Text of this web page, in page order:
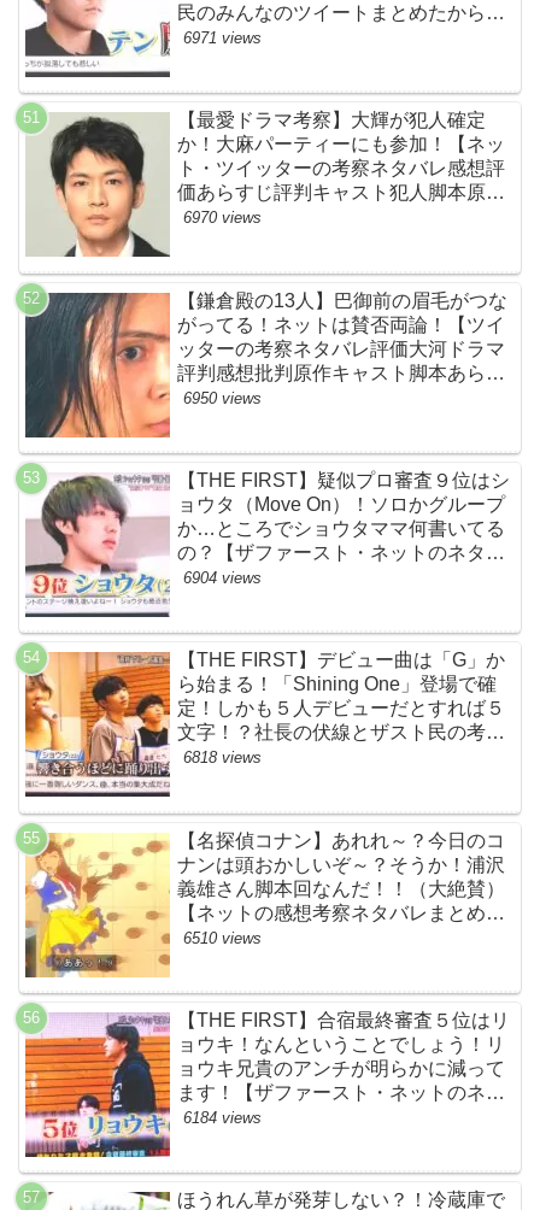
民のみんなのツイートまとめたから見
て…【ザファースト・ネットのネタバ
6971 views
【最愛ドラマ考察】大輝が犯人確定
か！大麻パーティーにも参加！【ネッ
ト・ツイッターの考察ネタバレ感想評
価あらすじ評判キャスト犯人脚本原作
黒幕伏線まとめ・大ちゃん・梨央・加
6970 views
【鎌倉殿の13人】巴御前の眉毛がつな
がってる！ネットは賛否両論！【ツイ
ッターの考察ネタバレ評価大河ドラマ
評判感想批判原作キャスト脚本あらす
じ伏線まとめ犯人黒幕・秋元才加】
6950 views
【THE FIRST】疑似プロ審査９位はシ
ョウタ（Move On）！ソロかグループ
か…ところでショウタママ何書いてる
の？【ザファースト・ネットのネタバ
レ感想考察まとめ・スッキリ・
6904 views
【THE FIRST】デビュー曲は「G」か
ら始まる！「Shining One」登場で確
定！しかも５人デビューだとすれば５
文字！？社長の伏線とザスト民の考察
すげーよ…鳥肌立ったわ…【シャイニ
BMSG・BE:FIRST・ビーファース
ト】
6818 views
【名探偵コナン】あれれ～？今日のコ
ナンは頭おかしいぞ～？そうか！浦沢
義雄さん脚本回なんだ！！（大絶賛）
【ネットの感想考察ネタバレまとめ・
笑顔を消したアイドル】
6510 views
【THE FIRST】合宿最終審査５位はリ
ョウキ！なんということでしょう！リ
ョウキ兄貴のアンチが明らかに減って
ます！【ザファースト・ネットのネタ
バレ考察まとめ感想・スッキリ・
6184 views
ほうれん草が発芽しない？！冷蔵庫で